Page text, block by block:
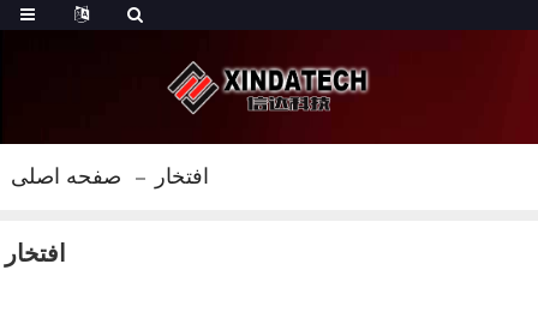
صفحه اصلی افتخار
افتخار